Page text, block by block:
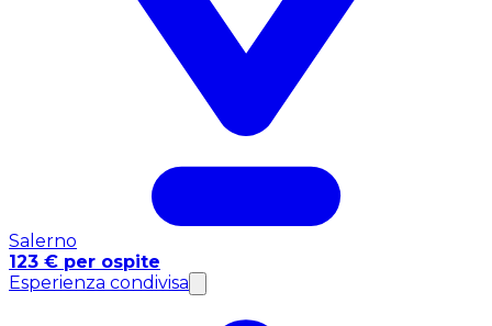
Salerno
123 € per ospite
Esperienza condivisa